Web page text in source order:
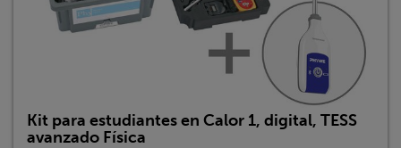
Kit para estudiantes en Calor 1, digital, TESS
avanzado Física